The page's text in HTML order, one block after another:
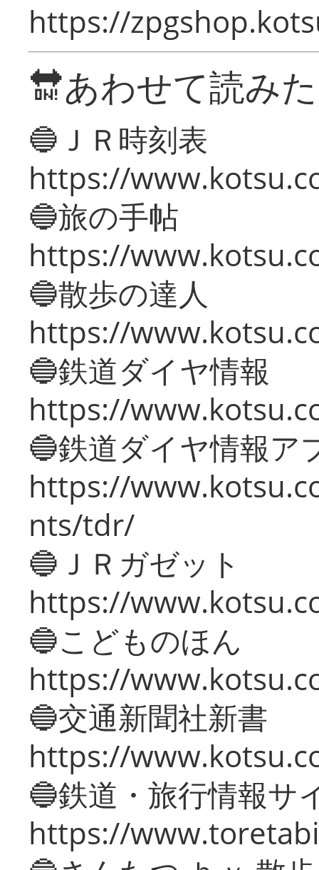
https://
🔛あわせて読み
🔵ＪＲ時刻表
https://
🔵旅の手帖
https://
🔵散歩の達人
https://
🔵鉄道ダイヤ情報
https://
🔵鉄道ダイヤ情報ア
https://
nts/tdr/
🔵ＪＲガゼット
https://
🔵こどものほん
https://
🔵交通新聞社新書
https://
🔵鉄道・旅行情報サ
https://